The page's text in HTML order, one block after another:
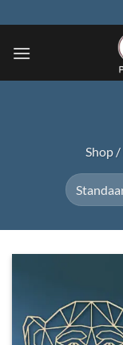
naar
inhoud
Shop /